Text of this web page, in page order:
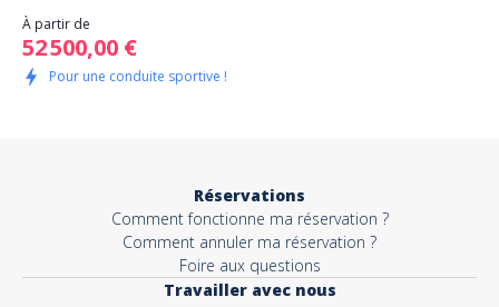
À partir de
52 500,00 €
Pour une conduite sportive !
Réservations
Comment fonctionne ma réservation ?
Comment annuler ma réservation ?
Foire aux questions
Travailler avec nous